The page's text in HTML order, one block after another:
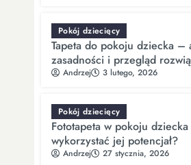
Pokój dziecięcy
Tapeta do pokoju dziecka –
zasadności i przegląd
Andrzej 3 lutego, 2026
Pokój dziecięcy
Fototapeta w pokoju
wykorzystać jej potencjał?
Andrzej 27 stycznia, 2026